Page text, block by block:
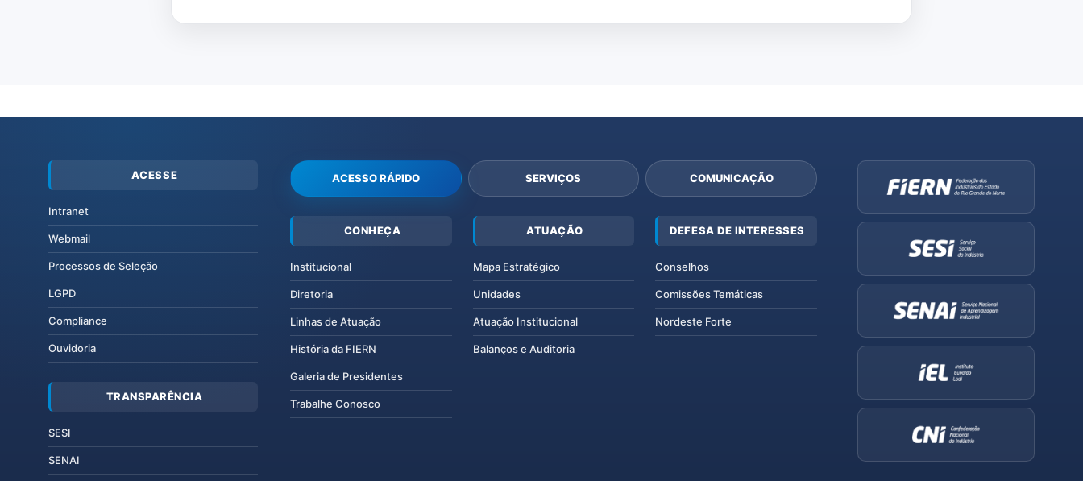
ACESSE
Intranet
Webmail
Processos de Seleção
LGPD
Compliance
Ouvidoria
TRANSPARÊNCIA
SESI
SENAI
ACESSO RÁPIDO SERVIÇOS COMUNICAÇÃO
CONHEÇA
Institucional
Diretoria
Linhas de Atuação
História da FIERN
Galeria de Presidentes
Trabalhe Conosco
ATUAÇÃO
Mapa Estratégico
Unidades
Atuação Institucional
Balanços e Auditoria
DEFESA DE INTERESSES
Conselhos
Comissões Temáticas
Nordeste Forte